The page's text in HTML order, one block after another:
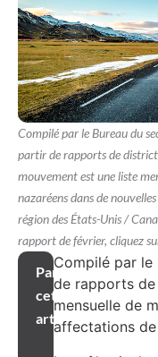
Compilé par le Bureau du
partir de rapports de
mouvement est une liste
nazaréens dans de
région des États-Unis /
rapport de février, cliquez
Partager
cet
article
Compilé par le
de rapports
mensuelle de
affectations